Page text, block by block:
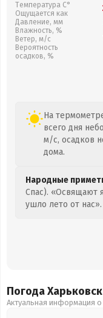
Температура С°
Ощущается как
Давление, мм
Влажность, %
Ветер, м/с
Вероятность
осадков, %
На
всего дня
м/с, осадков
дома.
Народные
Спас). «Освящают
ушло лето от
Погода
Актуальная информация